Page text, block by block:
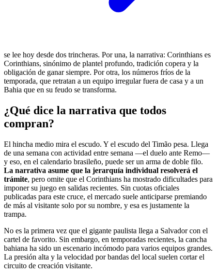
se lee hoy desde dos trincheras. Por una, la narrativa: Corinthians es
Corinthians, sinónimo de plantel profundo, tradición copera y la
obligación de ganar siempre. Por otra, los números fríos de la
temporada, que retratan a un equipo irregular fuera de casa y a un
Bahia que en su feudo se transforma.
¿Qué dice la narrativa que todos
compran?
El hincha medio mira el escudo. Y el escudo del Timão pesa. Llega
de una semana con actividad entre semana —el duelo ante Remo—
y eso, en el calendario brasileño, puede ser un arma de doble filo.
La narrativa asume que la jerarquía individual resolverá el
trámite, pero omite que el Corinthians ha mostrado dificultades para
imponer su juego en salidas recientes. Sin cuotas oficiales
publicadas para este cruce, el mercado suele anticiparse premiando
de más al visitante solo por su nombre, y esa es justamente la
trampa.
No es la primera vez que el gigante paulista llega a Salvador con el
cartel de favorito. Sin embargo, en temporadas recientes, la cancha
bahiana ha sido un escenario incómodo para varios equipos grandes.
La presión alta y la velocidad por bandas del local suelen cortar el
circuito de creación visitante.